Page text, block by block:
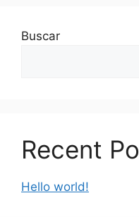
Buscar
Recent
Hello world!